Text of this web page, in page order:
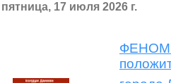
пятница, 17 июля 2026 г.